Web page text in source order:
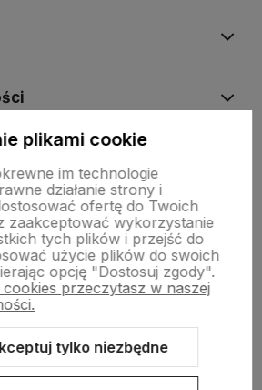
Premium
Szablon Shoper Modern 3.0™
plikami cookie
im technologie
działanie strony i
ofertę do Twoich
zaakceptować wykorzystanie
tych plików i przejść do
użycie plików do swoich
opcję "Dostosuj zgody".
przeczytasz w naszej
tylko niezbędne